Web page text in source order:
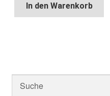
In den Warenkorb